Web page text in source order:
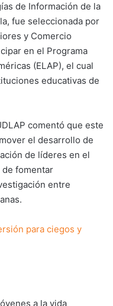
de Información de la
fue seleccionada por
y Comercio
en el Programa
(ELAP), el cual
educativas de
comentó que este
el desarrollo de
de líderes en el
fomentar
entre
para ciegos y
a la vida